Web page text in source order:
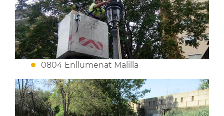
0804 Enllumenat Malilla